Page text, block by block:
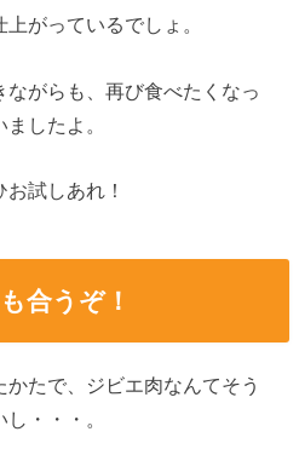
がっているでしょ。
ながらも、再び食べたくなっ
したよ。
試しあれ！
合うぞ！
かたで、ジビエ肉なんてそう
・・・。